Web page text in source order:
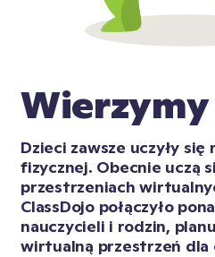
Wierzymy
Dzieci zawsze uczyły
fizycznej. Obecnie uczą
przestrzeniach
ClassDojo połączyło
nauczycieli i rodzin,
wirtualną przestrzeń dla